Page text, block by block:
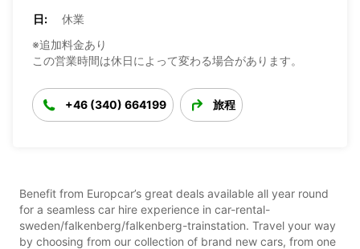
日:
休業
※追加料金あり
この営業時間は休日によって変わる場合があります。
+46 (340) 664199 旅程
Benefit from Europcar’s great deals available all year round
for a seamless car hire experience in car-rental-
sweden/falkenberg/falkenberg-trainstation. Travel your way
by choosing from our collection of brand new cars, from one